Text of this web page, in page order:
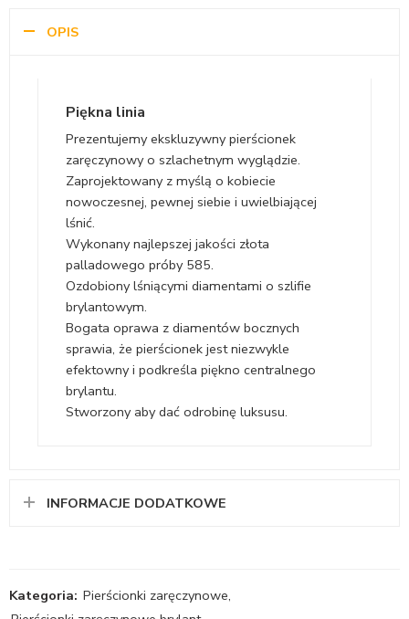
OPIS
Piękna linia
Prezentujemy ekskluzywny pierścionek
zaręczynowy o szlachetnym wyglądzie.
Zaprojektowany z myślą o kobiecie
nowoczesnej, pewnej siebie i uwielbiającej
lśnić.
Wykonany najlepszej jakości złota
palladowego próby 585.
Ozdobiony lśniącymi diamentami o szlifie
brylantowym.
Bogata oprawa z diamentów bocznych
sprawia, że pierścionek jest niezwykle
efektowny i podkreśla piękno centralnego
brylantu.
Stworzony aby dać odrobinę luksusu.
INFORMACJE DODATKOWE
Kategoria: Pierścionki zaręczynowe,